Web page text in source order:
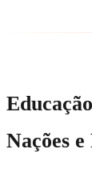
Nações